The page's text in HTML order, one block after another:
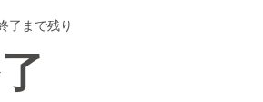
了まで残り